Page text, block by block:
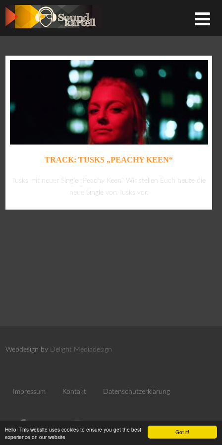
Got it!
Hello! This website uses cookies to ensure you get the best
experience on our website
TRACK: TUSKS „PEACHY KEEN“
Tusks mit neuer Single „Peachy Keen“ Wir stellen Euch heute die
neue Single von Tusks vor.
Webdesign by Delight Mediadesign
Impressum Kontakt Datenschutzerklärung